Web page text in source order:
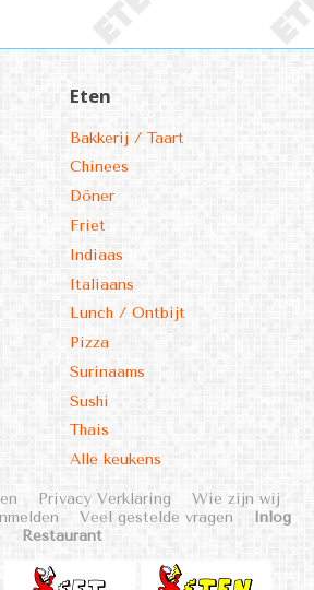
Eten
Bakkerij / Taart
Chinees
Döner
Friet
Indiaas
Italiaans
Lunch / Ontbijt
Pizza
Surinaams
Sushi
Thais
Alle keukens
Privacy Verklaring
Wie zijn wij
Veel gestelde vragen
Inlog
Restaurant